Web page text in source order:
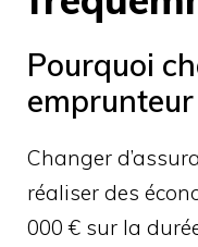
Pourquoi
emprunteur
Changer
réaliser des
000 € sur la